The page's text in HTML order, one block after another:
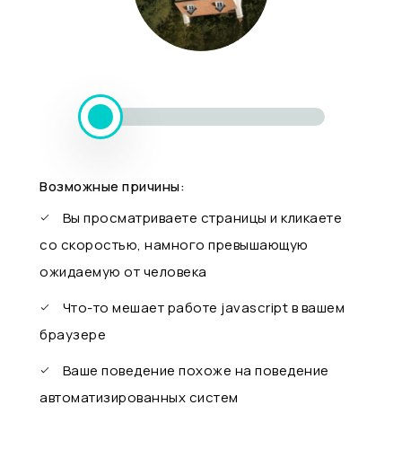
Возможные причины:
Вы просматриваете страницы и кликаете
со скоростью, намного превышающую
ожидаемую от человека
Что-то мешает работе javascript в вашем
браузере
Ваше поведение похоже на поведение
автоматизированных систем